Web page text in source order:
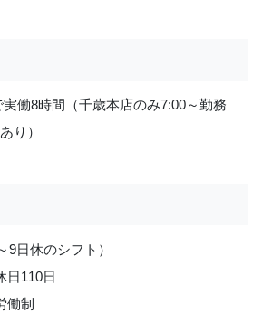
働8時間（千歳本店のみ7:00～勤務
り）
9日休のシフト）
日110日
働制